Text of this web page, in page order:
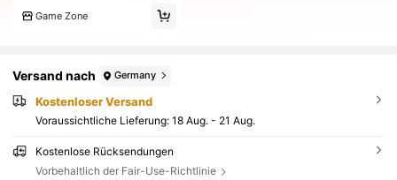
Game Zone
Versand nach Germany
Kostenloser Versand
Voraussichtliche Lieferung: 18 Aug. - 21 Aug.
Kostenlose Rücksendungen
Vorbehaltlich der Fair-Use-Richtlinie